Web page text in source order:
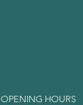
OPENING HOURS